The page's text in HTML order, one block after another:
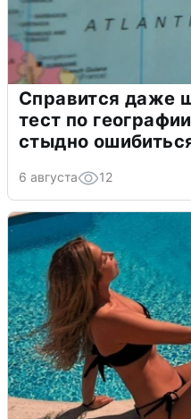
Справится даже
тест по
стыдно
6 августа 12